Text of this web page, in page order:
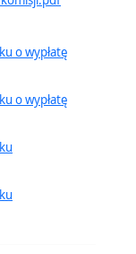
o wypłatę
o wypłatę